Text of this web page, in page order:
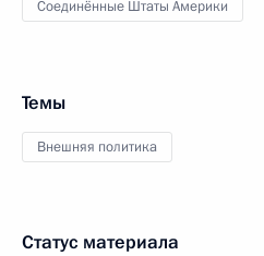
Соединённые Штаты Америки
Темы
Внешняя политика
Статус материала